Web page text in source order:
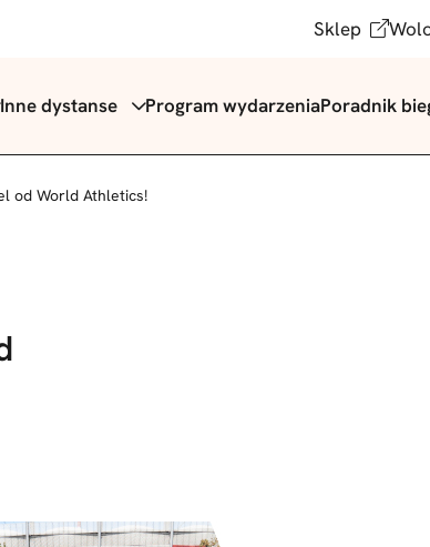
Sklep
Inne dystanse Program wydarzeniaPoradnik
od World Athletics!